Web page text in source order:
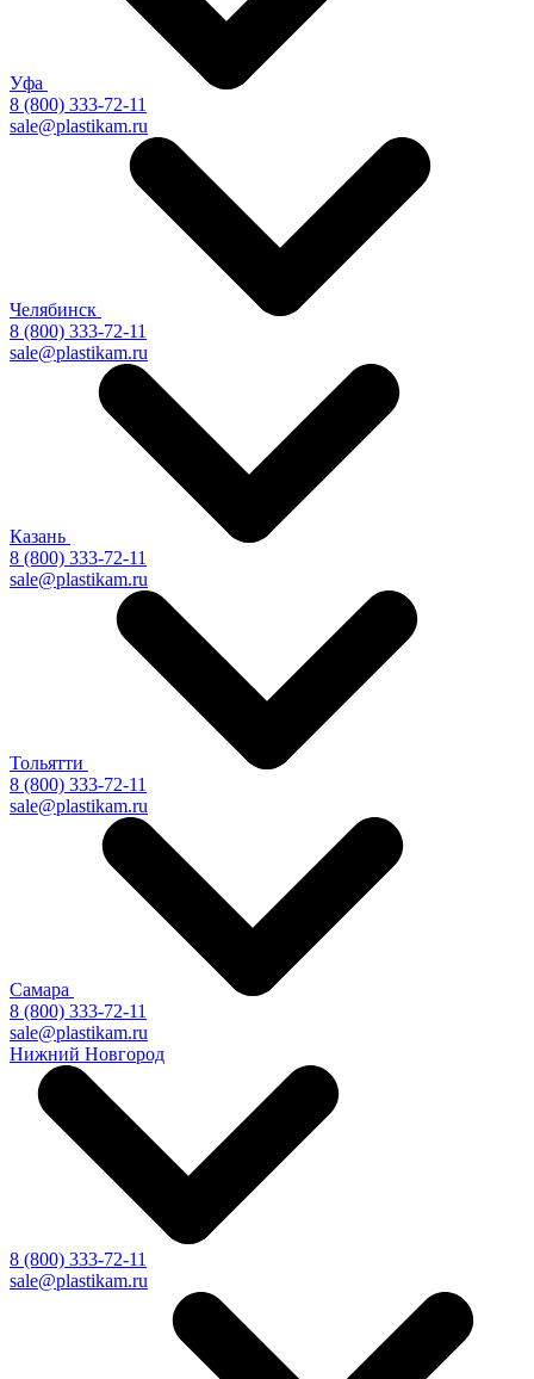
Уфа
8 (800) 333-72-11
sale@plastikam.ru
Челябинск
8 (800) 333-72-11
sale@plastikam.ru
Казань
8 (800) 333-72-11
sale@plastikam.ru
Тольятти
8 (800) 333-72-11
sale@plastikam.ru
Самара
8 (800) 333-72-11
sale@plastikam.ru
Нижний Новгород
8 (800) 333-72-11
sale@plastikam.ru